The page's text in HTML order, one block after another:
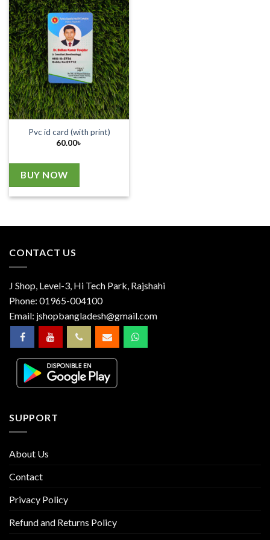
Pvc id card (with print)
60.00৳
BUY NOW
CONTACT US
J Shop, Level-3, Hi Tech Park, Rajshahi
Phone: 01965-004100
Email: jshopbangladesh@gmail.com
SUPPORT
About Us
Contact
Privacy Policy
Refund and Returns Policy